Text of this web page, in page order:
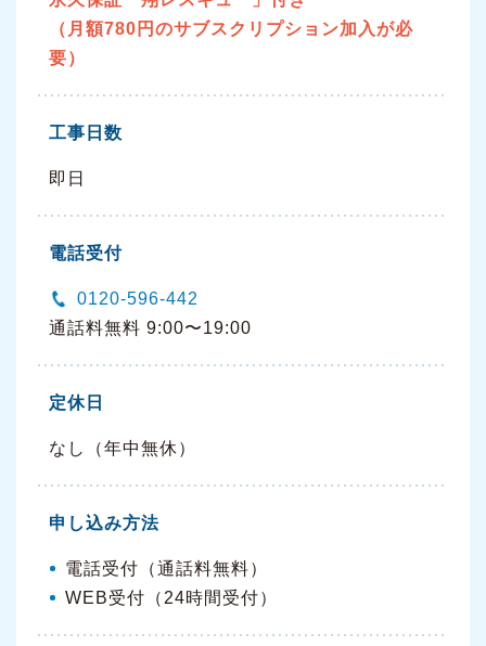
（月額780円のサブスクリプション加入が必
要）
工事日数
即日
電話受付
0120-596-442
通話料無料 9:00〜19:00
定休日
なし（年中無休）
申し込み方法
電話受付（通話料無料）
WEB受付（24時間受付）